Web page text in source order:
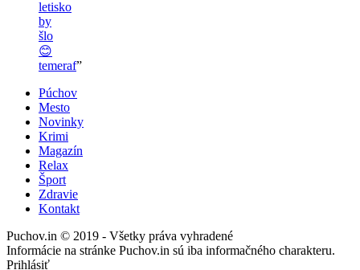
letisko
by
šlo
😊
temeraf”
Púchov
Mesto
Novinky
Krimi
Magazín
Relax
Šport
Zdravie
Kontakt
Puchov.in © 2019 - Všetky práva vyhradené
Informácie na stránke Puchov.in sú iba informačného charakteru.
Prihlásiť